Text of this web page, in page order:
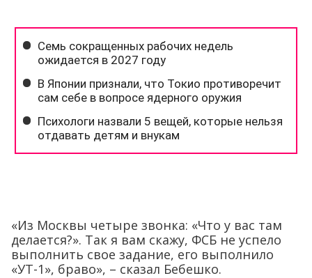
«Из Москвы четыре звонка: «Что у вас там
делается?». Так я вам скажу, ФСБ не успело
выполнить свое задание, его выполнило
«УТ-1», браво», – сказал Бебешко.